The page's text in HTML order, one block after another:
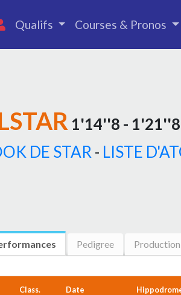
Qualifs Courses & Pronos
1'14''8 -
DE STAR - LISTE
Pedigree Production
Class. Date